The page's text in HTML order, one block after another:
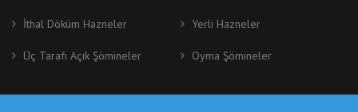
İthal Döküm Hazneler Yerli Hazneler
Üç Tarafı Açık Şömineler Oyma Şömineler